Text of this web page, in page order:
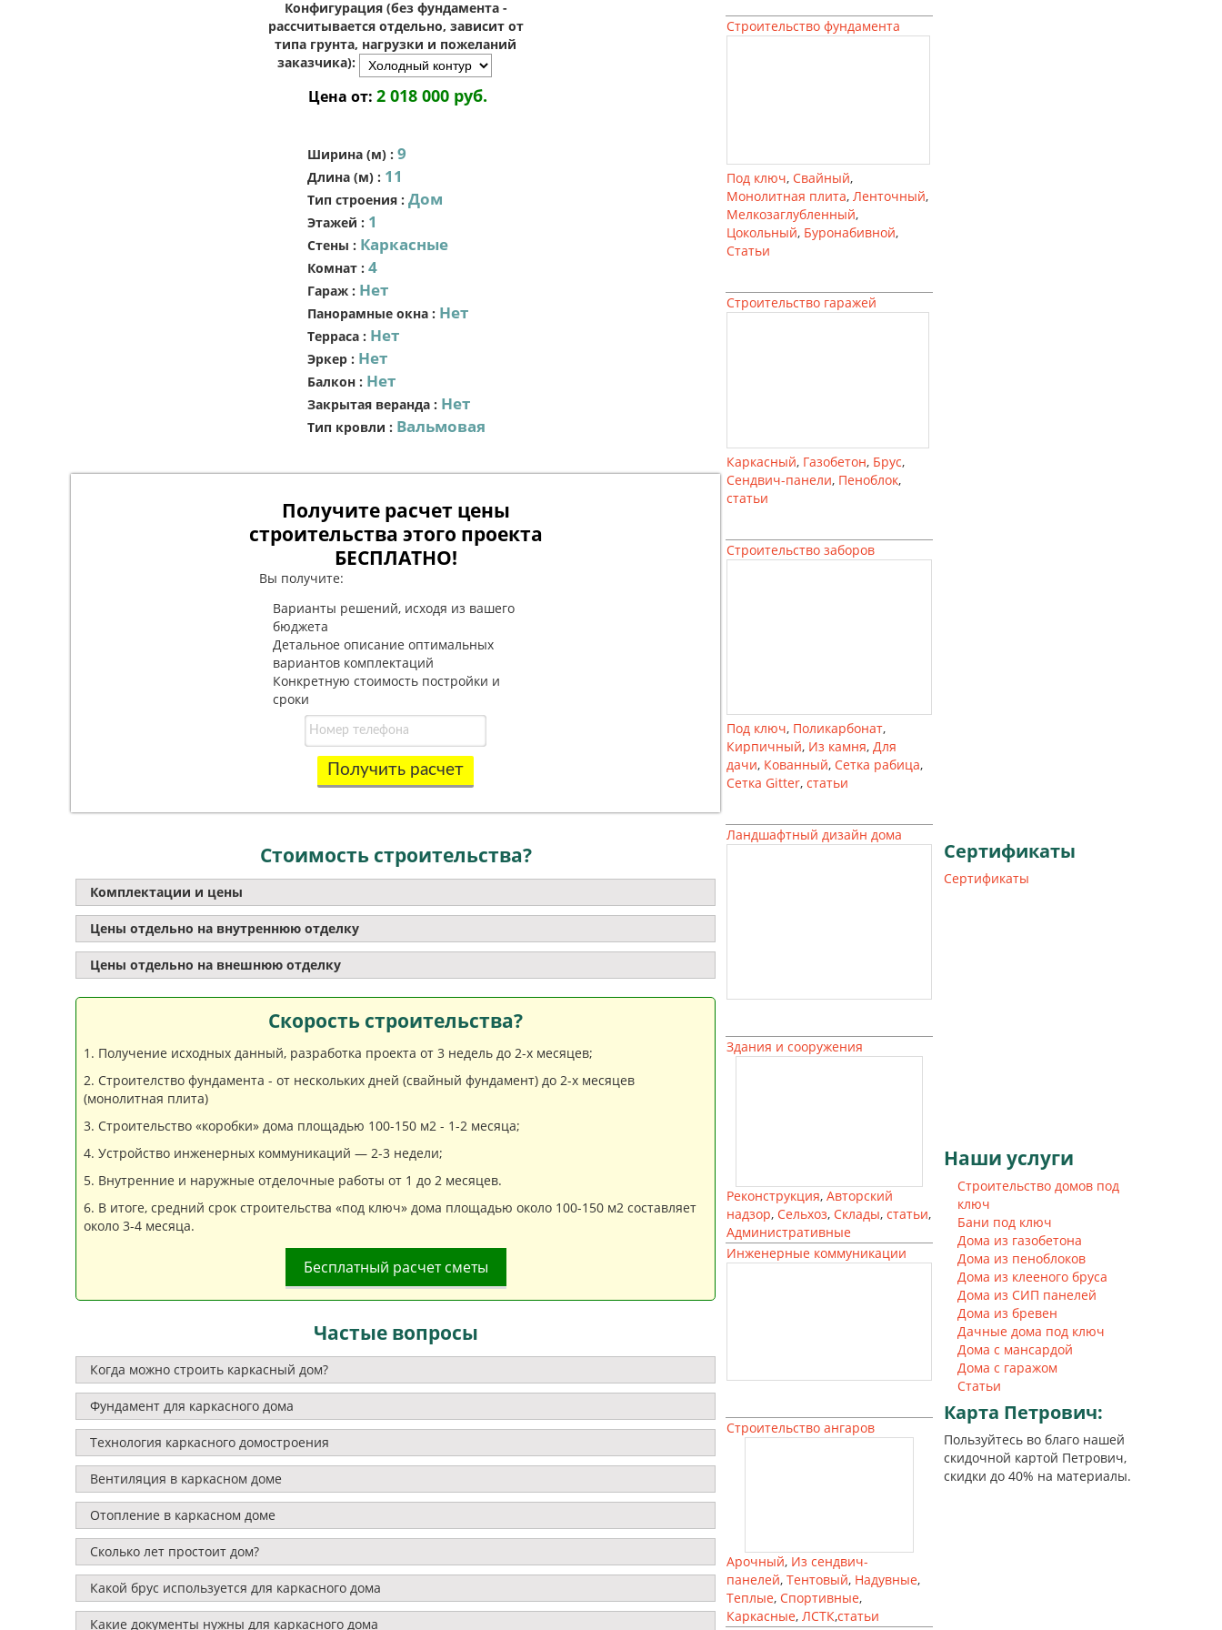
Конфигурация (без фундамента -
рассчитывается отдельно, зависит от
типа грунта, нагрузки и пожеланий
заказчика):
Цена от: 2 018 000 руб.
Ширина (м): 9
Длина (м): 11
Тип строения: Дом
Этажей : 1
Стены : Каркасные
Комнат: 4
Гараж: Нет
Панорамные окна: Нет
Терраса: Нет
Эркер: Нет
Балкон: Нет
Закрытая веранда: Нет
Тип кровли : Вальмовая
Получите расчет цены
строительства этого проекта
БЕСПЛАТНО!
Вы получите:
Варианты решений, исходя из вашего
бюджета
Детальное описание оптимальных
вариантов комплектаций
Конкретную стоимость постройки и
сроки
Получить расчет
Стоимость строительства?
Комплектации и цены
Цены отдельно на внутреннюю отделку
Цены отдельно на внешнюю отделку
Скорость строительства?
Получение исходных данный, разработка проекта от 3 недель до 2-х месяцев;
Строителство фундамента - от нескольких дней (свайный фундамент) до 2-х месяцев
(монолитная плита)
Строительство «коробки» дома площадью 100-150 м2 - 1-2 месяца;
Устройство инженерных коммуникаций — 2-3 недели;
Внутренние и наружные отделочные работы от 1 до 2 месяцев.
В итоге, средний срок строительства «под ключ» дома площадью около 100-150 м2 составляет
около 3-4 месяца.
Бесплатный расчет сметы
Частые вопросы
Когда можно строить каркасный дом?
Фундамент для каркасного дома
Технология каркасного домостроения
Вентиляция в каркасном доме
Отопление в каркасном доме
Сколько лет простоит дом?
Какой брус используется для каркасного дома
Какие документы нужны для каркасного дома
Строительство фундамента
Под ключ, Свайный,
Монолитная плита, Ленточный,
Мелкозаглубленный,
Цокольный, Буронабивной,
Статьи
Строительство гаражей
Каркасный, Газобетон, Брус,
Сендвич-панели, Пеноблок,
статьи
Строительство заборов
Под ключ, Поликарбонат,
Кирпичный, Из камня, Для
дачи, Кованный, Сетка рабица,
Сетка Gitter, статьи
Ландшафтный дизайн дома
Здания и сооружения
Реконструкция, Авторский
надзор, Сельхоз, Склады, статьи,
Административные
Инженерные коммуникации
Строительство ангаров
Арочный, Из сендвич-
панелей, Тентовый, Надувные,
Теплые, Спортивные,
Каркасные, ЛСТК,статьи
Сертификаты
Сертификаты
Наши услуги
Строительство домов под
ключ
Бани под ключ
Дома из газобетона
Дома из пеноблоков
Дома из клееного бруса
Дома из СИП панелей
Дома из бревен
Дачные дома под ключ
Дома с мансардой
Дома с гаражом
Статьи
Карта Петрович:
Пользуйтесь во благо нашей
скидочной картой Петрович,
скидки до 40% на материалы.